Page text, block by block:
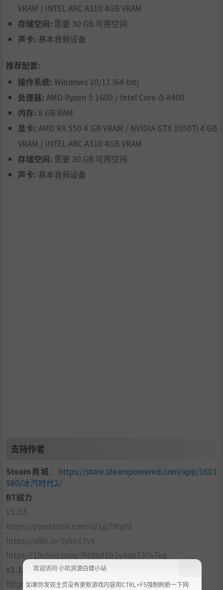
《冰汽时代 2》讲述了一段发生在冰冻荒原上的传奇故事，
包括多个篇章，贯穿了执政官的一生。在这段故事中，你要
对千千万万的生命负责，这必将让你感受到领袖的重担。同
时，游戏还有名为“理想国建设者”的沙盒模式，游戏时间
无限，让你能够随心所欲地进行管理和开发。
VRAM / INTEL ARC A310 4GB VRAM
存储空间: 需要 30 GB 可用空间
声卡: 基本音频设备
推荐配置:
操作系统: Windows 10/11 (64-bit)
处理器: AMD Ryzen 5 1600 / Intel Core i5-8400
内存: 8 GB RAM
显卡: AMD RX 550 4 GB VRAM / NVIDIA GTX 1050Ti 4 GB
VRAM / INTEL ARC A310 4GB VRAM
存储空间: 需要 30 GB 可用空间
声卡: 基本音频设备
支持作者
Steam商城 ： https://store.steampowered.com/app/1601
580/冰汽时代2/
BT磁力
V1.0.5
https://pixeldrain.com/u/1gi7Wpf2
https://ufile.io/3y9p13v9
https://1fichier.com/?ht8inf1b2y4ob330s7kg
v1.1.0
https://pixeldrain.com/u/ZrnhDhAF
欢迎访问 小叽资源白嫖小站
如果你发现主页没有更新游戏内容用CTRL+F5强制刷新一下网